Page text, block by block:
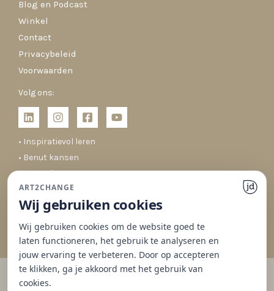
Blog en Podcast
Winkel
Contact
Privacybeleid
Voorwaarden
Volg ons:
• Inspiratievol leren
• Benut kansen
• Co-creëren
• Duurzaam veranderen
© 2026 Art2Change | Gedrag & Organisaties
ART2CHANGE
Wij gebruiken cookies
Wij gebruiken cookies om de website goed te
laten functioneren, het gebruik te analyseren en
jouw ervaring te verbeteren. Door op accepteren
te klikken, ga je akkoord met het gebruik van
cookies.